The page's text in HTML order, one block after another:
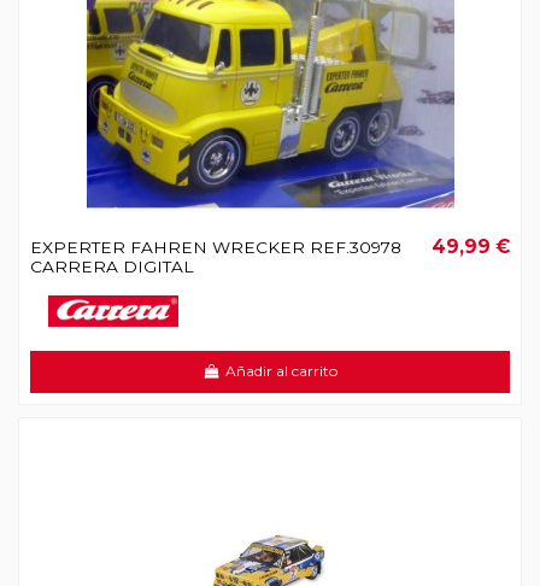
EXPERTER FAHREN WRECKER REF.30978
CARRERA DIGITAL
49,99 €
Añadir al carrito